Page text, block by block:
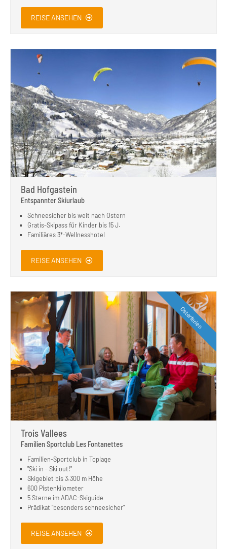
REISE ANSEHEN
Bad Hofgastein
Entspannter Skiurlaub
Schneesicher bis weit nach Ostern
Gratis-Skipass für Kinder bis 15 J.
Familiäres 3*-Wellnesshotel
REISE ANSEHEN
Osterferien
Trois Vallees
Familien Sportclub Les Fontanettes
Familien-Sportclub in Toplage
"Ski in - Ski out!"
Skigebiet bis 3.300 m Höhe
600 Pistenkilometer
5 Sterne im ADAC-Skiguide
Prädikat "besonders schneesicher"
REISE ANSEHEN